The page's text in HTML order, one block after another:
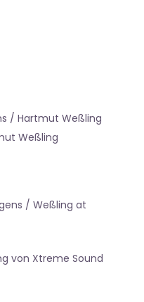
/ Hartmut Weßling
Weßling
/ Weßling at
von Xtreme Sound